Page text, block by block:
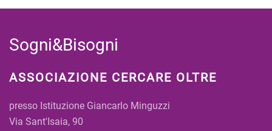
Sogni&Bisogni
ASSOCIAZIONE CERCARE OLTRE
presso Istituzione Giancarlo Minguzzi
Via Sant'Isaia, 90